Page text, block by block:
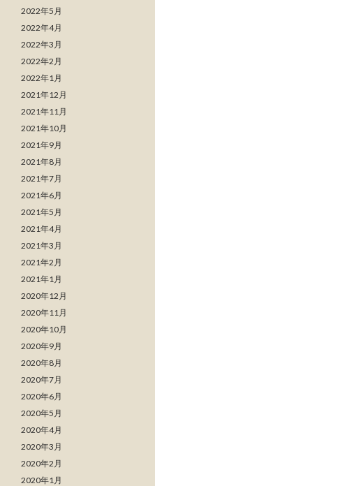
2022年5月
2022年4月
2022年3月
2022年2月
2022年1月
2021年12月
2021年11月
2021年10月
2021年9月
2021年8月
2021年7月
2021年6月
2021年5月
2021年4月
2021年3月
2021年2月
2021年1月
2020年12月
2020年11月
2020年10月
2020年9月
2020年8月
2020年7月
2020年6月
2020年5月
2020年4月
2020年3月
2020年2月
2020年1月